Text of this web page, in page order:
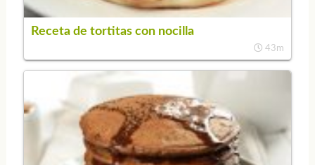
Receta de tortitas con nocilla
43m